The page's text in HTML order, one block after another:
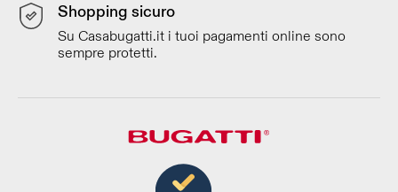
Shopping sicuro
Su Casabugatti.it i tuoi pagamenti online sono
sempre protetti.